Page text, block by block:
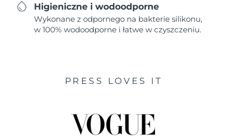
Higieniczne i wodoodporne
Wykonane z odpornego na bakterie silikonu,
w 100% wodoodporne i łatwe w czyszczeniu.
PRESS LOVES IT